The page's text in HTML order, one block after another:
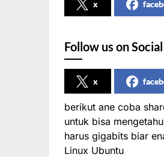
x
Follow us on
x
berikut ane coba
untuk bisa
harus gigabits biar
Linux Ubuntu